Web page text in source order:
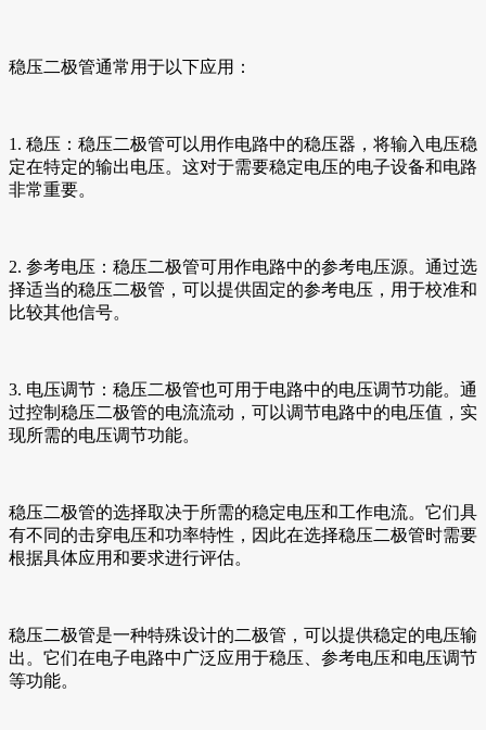
稳压二极管通常用于以下应用：
1. 稳压：稳压二极管可以用作电路中的稳压器，将输入电压稳
定在特定的输出电压。这对于需要稳定电压的电子设备和电路
非常重要。
2. 参考电压：稳压二极管可用作电路中的参考电压源。通过选
择适当的稳压二极管，可以提供固定的参考电压，用于校准和
比较其他信号。
3. 电压调节：稳压二极管也可用于电路中的电压调节功能。通
过控制稳压二极管的电流流动，可以调节电路中的电压值，实
现所需的电压调节功能。
稳压二极管的选择取决于所需的稳定电压和工作电流。它们具
有不同的击穿电压和功率特性，因此在选择稳压二极管时需要
根据具体应用和要求进行评估。
稳压二极管是一种特殊设计的二极管，可以提供稳定的电压输
出。它们在电子电路中广泛应用于稳压、参考电压和电压调节
等功能。